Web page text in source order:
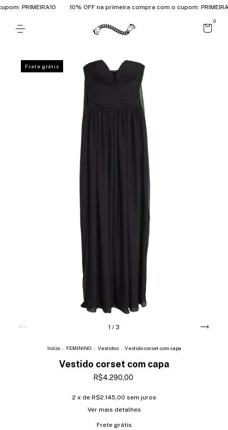
PRIMEIRA10 10% OFF na primeira compra com o cupom: PRIMEIRA10
0
Frete grátis
1 / 3
Início FEMININO Vestidos Vestido corset com capa
Vestido corset com capa
R$4.290,00
2 x de R$2.145,00 sem juros
Ver mais detalhes
Frete grátis